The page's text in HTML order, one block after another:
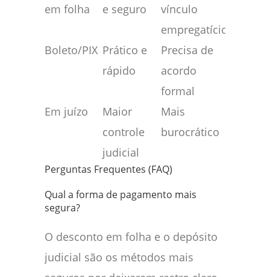
em folha
e seguro
vínculo
empregatício
Boleto/PIX Prático e
rápido
Precisa de
acordo
formal
Em juízo
Maior
controle
judicial
Mais
burocrático
Perguntas Frequentes (FAQ)
Qual a forma de pagamento mais
segura?
O desconto em folha e o depósito
judicial são os métodos mais